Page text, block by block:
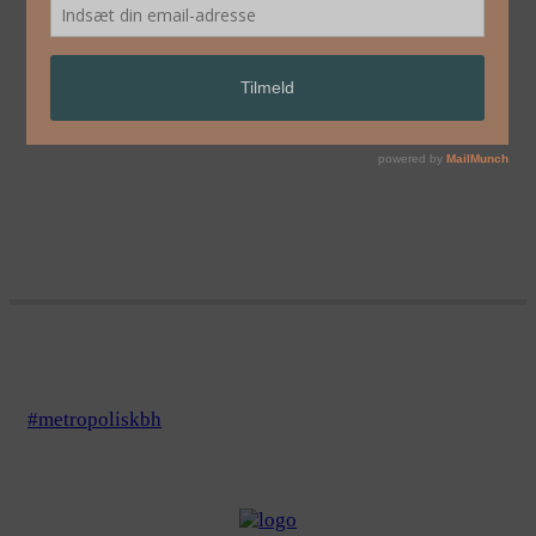
DANCIN’ CITY 1994
#metropoliskbh